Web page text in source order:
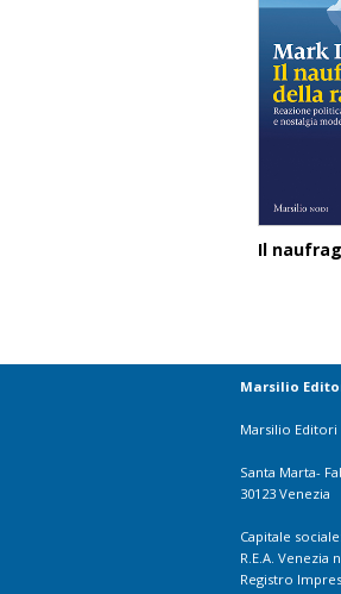
Il
Marsilio
Marsilio Editori
Santa Marta-
30123 Venezia
Capitale
R.E.A. Venezia
Registro